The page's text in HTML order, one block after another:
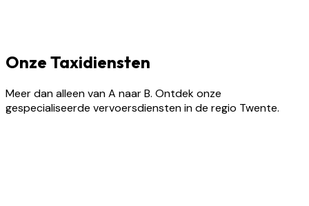
Onze Taxidiensten
Meer dan alleen van A naar B. Ontdek onze
gespecialiseerde vervoersdiensten in de regio Twente.